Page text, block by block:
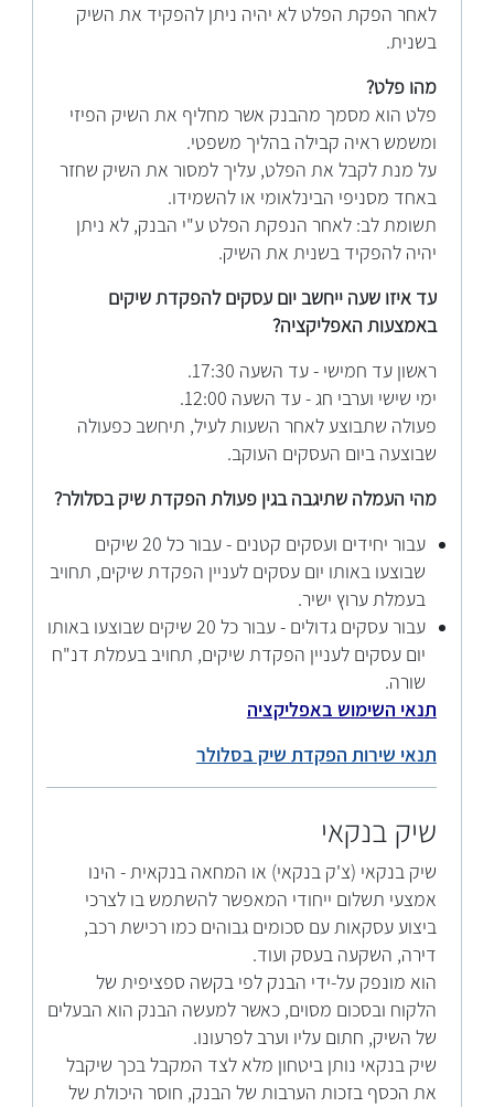
לאחר הפקת הפלט לא יהיה ניתן להפקיד את השיק
בשנית.
מהו פלט?
פלט הוא מסמך מהבנק אשר מחליף את השיק הפיזי
ומשמש ראיה קבילה בהליך משפטי.
על מנת לקבל את הפלט, עליך למסור את השיק שחזר
באחד מסניפי הבינלאומי או להשמידו.
תשומת לב: לאחר הנפקת הפלט ע"י הבנק, לא ניתן
יהיה להפקיד בשנית את השיק.
עד איזו שעה ייחשב יום עסקים להפקדת שיקים
באמצעות האפליקציה?
ראשון עד חמישי - עד השעה 17:30.
ימי שישי וערבי חג - עד השעה 12:00.
פעולה שתבוצע לאחר השעות לעיל, תיחשב כפעולה
שבוצעה ביום העסקים העוקב.
מהי העמלה שתיגבה בגין פעולת הפקדת שיק בסלולר?
עבור יחידים ועסקים קטנים - עבור כל 20 שיקים
שבוצעו באותו יום עסקים לעניין הפקדת שיקים, תחויב
בעמלת ערוץ ישיר.
עבור עסקים גדולים - עבור כל 20 שיקים שבוצעו באותו
יום עסקים לעניין הפקדת שיקים, תחויב בעמלת דנ"ח
שורה.
תנאי השימוש באפליקציה
תנאי שירות הפקדת שיק בסלולר
שיק בנקאי
שיק בנקאי (צ'ק בנקאי) או המחאה בנקאית - הינו
אמצעי תשלום ייחודי המאפשר להשתמש בו לצרכי
ביצוע עסקאות עם סכומים גבוהים כמו רכישת רכב,
דירה, השקעה בעסק ועוד.
הוא מונפק על-ידי הבנק לפי בקשה ספציפית של
הלקוח ובסכום מסוים, כאשר למעשה הבנק הוא הבעלים
של השיק, חתום עליו וערב לפרעונו.
שיק בנקאי נותן ביטחון מלא לצד המקבל בכך שיקבל
את הכסף בזכות הערבות של הבנק, חוסר היכולת של